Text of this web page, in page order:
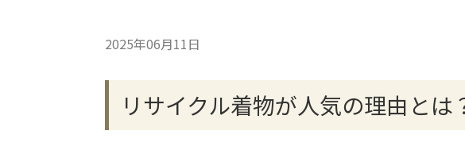
2025年06月11日
リサイクル着物が人気の理由と